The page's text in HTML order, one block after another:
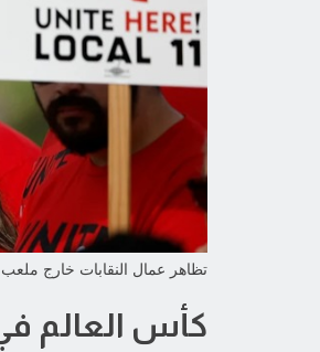
تظاهر عمال النقابات خارج ملعب
كأس العالم